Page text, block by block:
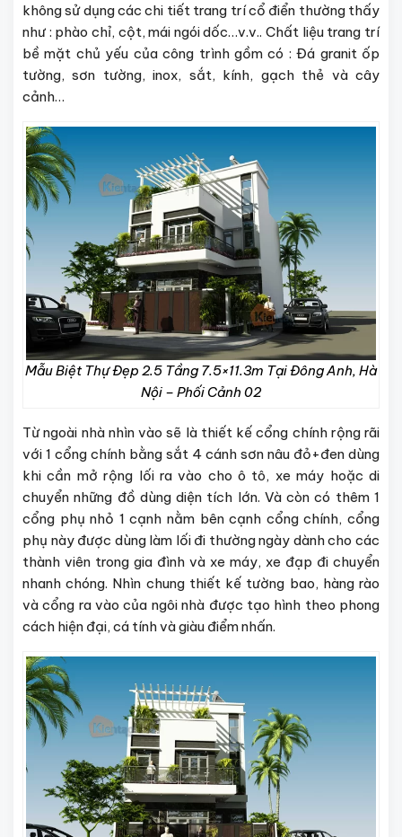
không sử dụng các chi tiết trang trí cổ điển thường thấy
như : phào chỉ, cột, mái ngói dốc…v.v.. Chất liệu trang trí
bề mặt chủ yếu của công trình gồm có : Đá granit ốp
tường, sơn tường, inox, sắt, kính, gạch thẻ và cây
cảnh…
Mẫu Biệt Thự Đẹp 2.5 Tầng 7.5×11.3m Tại Đông Anh, Hà
Nội – Phối Cảnh 02
Từ ngoài nhà nhìn vào sẽ là thiết kế cổng chính rộng rãi
với 1 cổng chính bằng sắt 4 cánh sơn nâu đỏ+đen dùng
khi cần mở rộng lối ra vào cho ô tô, xe máy hoặc di
chuyển những đồ dùng diện tích lớn. Và còn có thêm 1
cổng phụ nhỏ 1 cạnh nằm bên cạnh cổng chính, cổng
phụ này được dùng làm lối đi thường ngày dành cho các
thành viên trong gia đình và xe máy, xe đạp đi chuyển
nhanh chóng. Nhìn chung thiết kế tường bao, hàng rào
và cổng ra vào của ngôi nhà được tạo hình theo phong
cách hiện đại, cá tính và giàu điểm nhấn.